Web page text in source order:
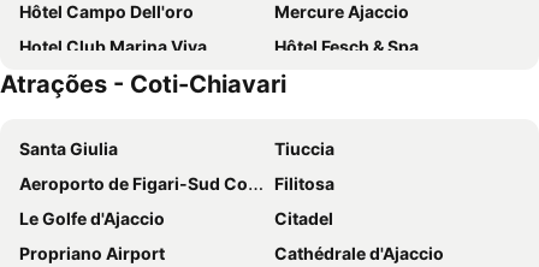
Hôtel Campo Dell'oro
Mercure Ajaccio
Hotel Club Marina Viva
Hôtel Fesch & Spa
Sofitel Golfe d'Ajaccio Thalassa sea & spa
Hotel Pozzo di Borgo
Hôtel Marinca & Spa
Le Claridge
Hotel Les Mouettes
Sun Beach
Hôtel La Pinède
KALLISTE
Hotel du Palais
Hotel Les Eucalyptus
Atrações - Coti-Chiavari
Santa Giulia
Tiuccia
Aeroporto de Figari-Sud Corse
Filitosa
Le Golfe d'Ajaccio
Citadel
Propriano Airport
Cathédrale d'Ajaccio